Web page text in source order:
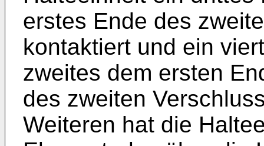
erstes Ende des
kontaktiert und ein
zweites dem ersten
des zweiten
Weiteren hat die